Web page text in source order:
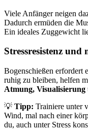
Viele Anfänger neigen
Dadurch ermüden die
Ein ideales Zuggewicht
Stressresistenz und
Bogenschießen erfordert
ruhig zu bleiben, helfen
Atmung,
💡 Tipp: Trainiere unter
Wind, mal nach einer
du, auch unter Stress